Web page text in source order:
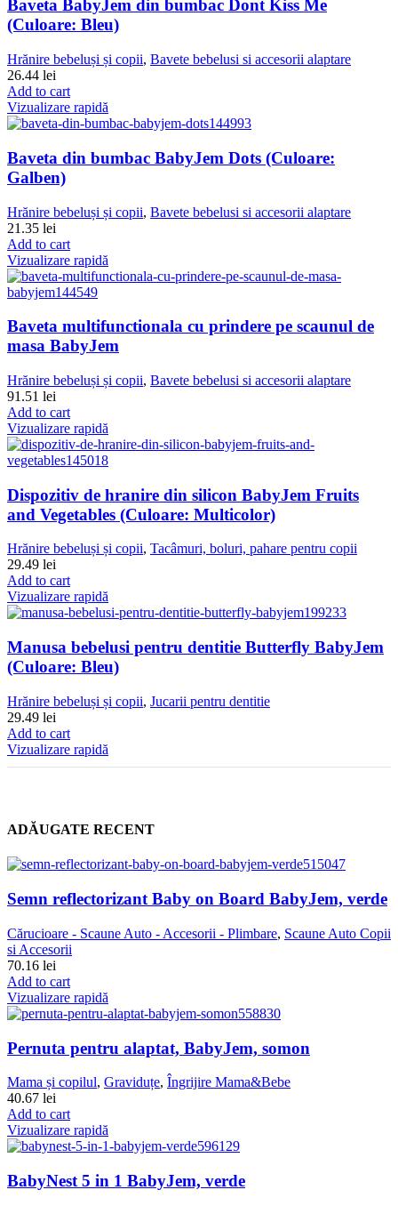
Baveta BabyJem din bumbac Dont Kiss Me
(Culoare: Bleu)
Hrănire bebeluși și copii, Bavete bebelusi si accesorii alaptare
26.44 lei
Add to cart
Vizualizare rapidă
Baveta din bumbac BabyJem Dots (Culoare:
Galben)
Hrănire bebeluși și copii, Bavete bebelusi si accesorii alaptare
21.35 lei
Add to cart
Vizualizare rapidă
Baveta multifunctionala cu prindere pe scaunul de
masa BabyJem
Hrănire bebeluși și copii, Bavete bebelusi si accesorii alaptare
91.51 lei
Add to cart
Vizualizare rapidă
Dispozitiv de hranire din silicon BabyJem Fruits
and Vegetables (Culoare: Multicolor)
Hrănire bebeluși și copii, Tacâmuri, boluri, pahare pentru copii
29.49 lei
Add to cart
Vizualizare rapidă
Manusa bebelusi pentru dentitie Butterfly BabyJem
(Culoare: Bleu)
Hrănire bebeluși și copii, Jucarii pentru dentitie
29.49 lei
Add to cart
Vizualizare rapidă
ADĂUGATE RECENT
Semn reflectorizant Baby on Board BabyJem, verde
Cărucioare - Scaune Auto - Accesorii - Plimbare, Scaune Auto Copii
si Accesorii
70.16 lei
Add to cart
Vizualizare rapidă
Pernuta pentru alaptat, BabyJem, somon
Mama și copilul, Graviduțe, Îngrijire Mama&Bebe
40.67 lei
Add to cart
Vizualizare rapidă
BabyNest 5 in 1 BabyJem, verde